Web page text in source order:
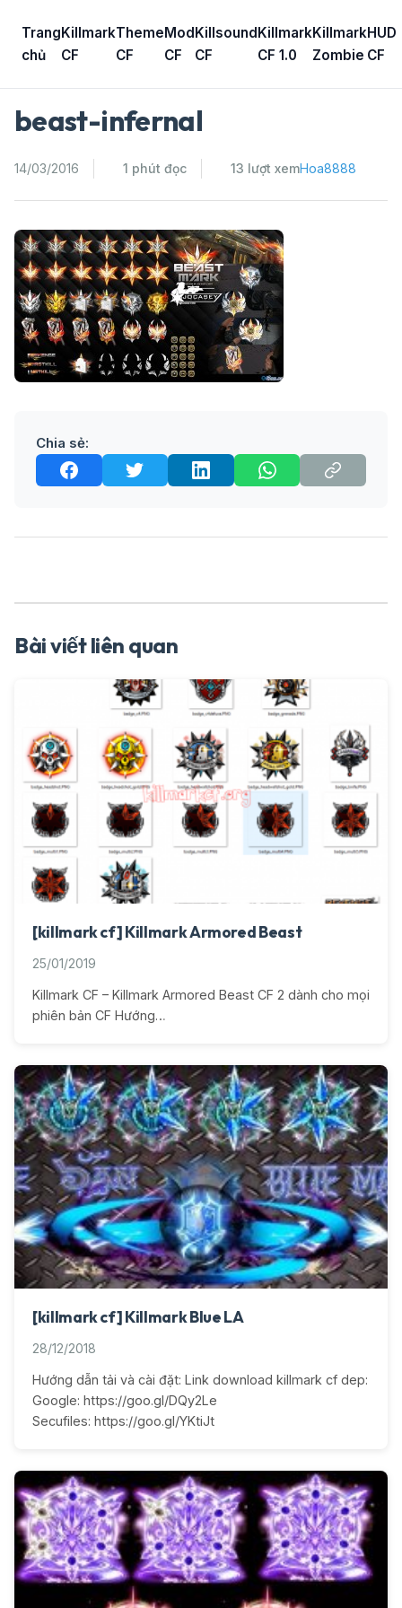
content
Trang
chủ
Killmark
CF
Theme
CF
Mod
CF
Killsound
CF
Killmark
CF 1.0
Killmark
Zombie
HUD
CF
beast-infernal
14/03/2016 1 phút đọc 13 lượt xemHoa8888
Chia sẻ:
Bài viết liên quan
[killmark cf] Killmark Armored Beast
25/01/2019
Killmark CF – Killmark Armored Beast CF 2 dành cho mọi
phiên bản CF Hướng…
[killmark cf] Killmark Blue LA
28/12/2018
Hướng dẫn tải và cài đặt: Link download killmark cf dep:
Google: https://goo.gl/DQy2Le
Secufiles: https://goo.gl/YKtiJt